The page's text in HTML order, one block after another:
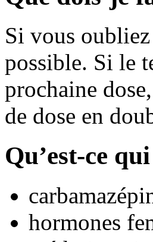
Si vous
possible. Si le
prochaine
de dose en
Qu’est-ce
hormones